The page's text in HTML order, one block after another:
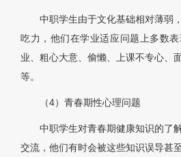
中职学生由于文化基础相对薄弱
吃力，他们在学业适应问题上多数
业、粗心大意、偷懒、上课不专心、
等。
（4）青春期性心理问题
中职学生对青春期健康知识的了
交流，他们有时会被这些知识误导甚